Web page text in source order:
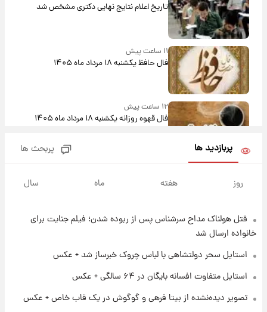
تاریخ اعلام نتایج نهایی دکتری مشخص شد
۱۱ ساعت پیش
فال حافظ یکشنبه ۱۸ مرداد ماه ۱۴۰۵
۱۲ ساعت پیش
فال قهوه روزانه یکشنبه ۱۸ مرداد ماه ۱۴۰۵
۲۰ ساعت پیش
۲۱ ساعت پیش
پربازدید ها پربحث ها
روز هفته ماه سال
قتل هولناک مداح سرشناس پس از ربوده شدن؛ فیلم جنایت برای
خانواده ارسال شد
استایل سحر دولتشاهی با لباس چروک خبرساز شد + عکس
استایل متفاوت افسانه بایگان در ۶۴ سالگی + عکس
تصویر دیده‌نشده از بیتا فرهی و گوگوش در یک قاب خاص + عکس